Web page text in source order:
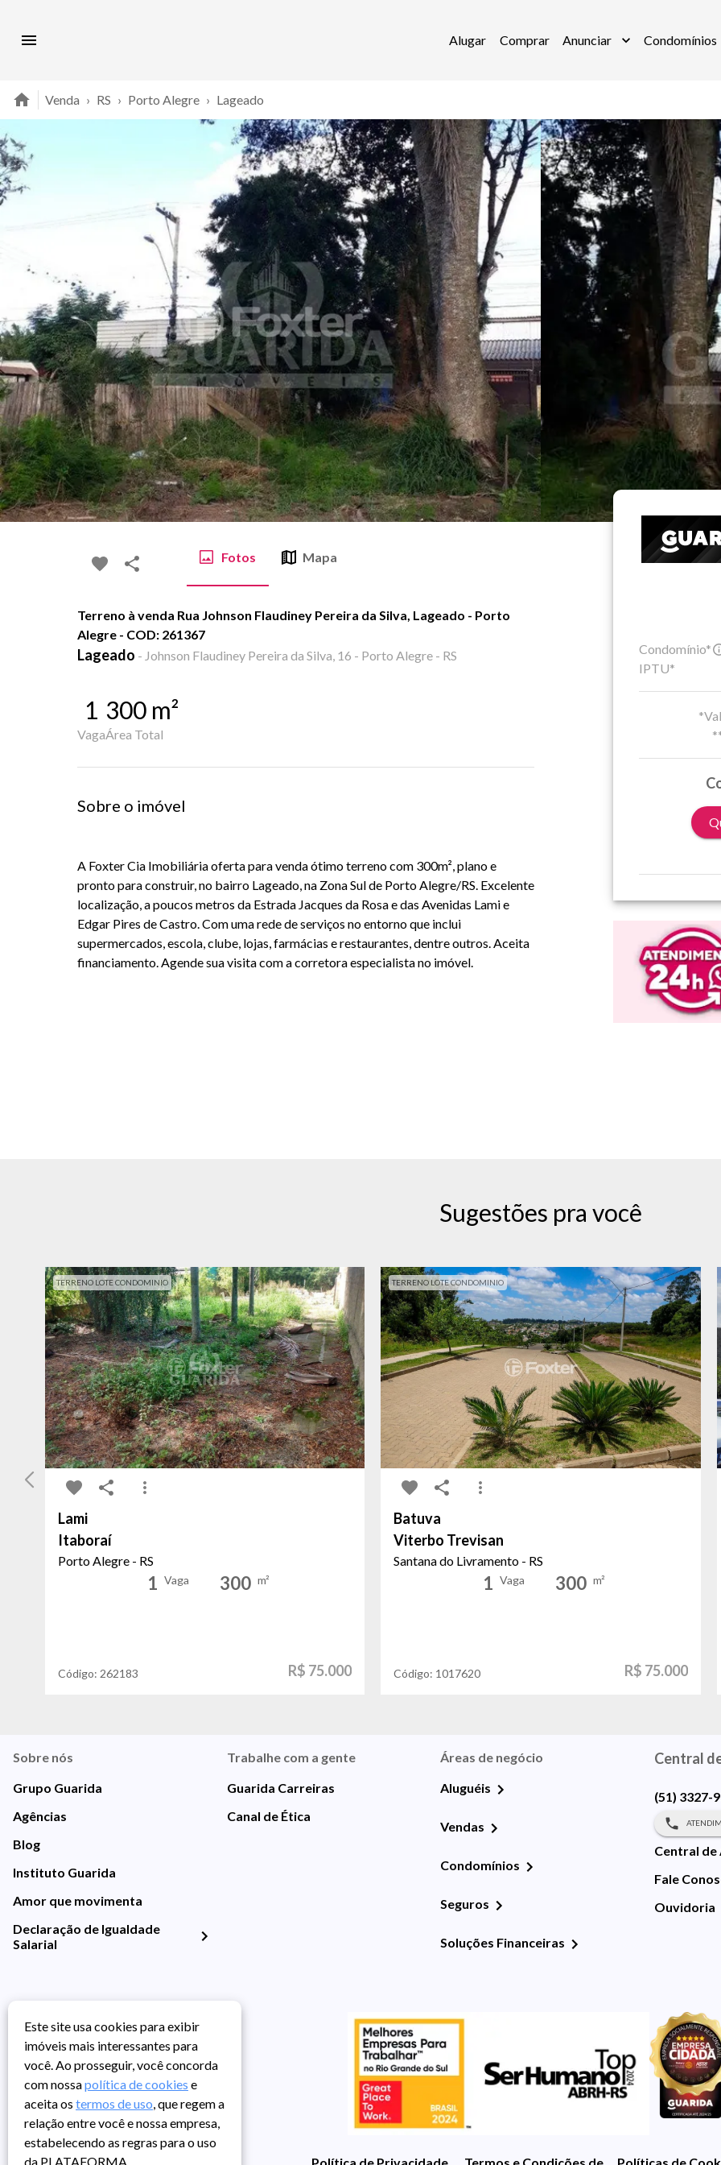
Alugar Comprar Anunciar Condomínios
Venda › RS › Porto Alegre › Lageado
Fotos Mapa
Terreno à venda Rua Johnson Flaudiney Pereira da Silva, Lageado - Porto
Alegre - COD: 261367
Lageado - Johnson Flaudiney Pereira da Silva, 16 - Porto Alegre - RS
1
Vaga
300 m²
Área Total
Sobre o imóvel
A Foxter Cia Imobiliária oferta para venda ótimo terreno com 300m², plano e
pronto para construir, no bairro Lageado, na Zona Sul de Porto Alegre/RS. Excelente
localização, a poucos metros da Estrada Jacques da Rosa e das Avenidas Lami e
Edgar Pires de Castro. Com uma rede de serviços no entorno que inclui
supermercados, escola, clube, lojas, farmácias e restaurantes, dentre outros. Aceita
financiamento. Agende sua visita com a corretora especialista no imóvel.
Condomínio*
IPTU*
Sugestões pra você
TERRENO LOTE CONDOMINIO
Lami
Itaboraí
Porto Alegre - RS
1 Vaga 300 m²
Código: 262183 R$ 75.000
TERRENO LOTE CONDOMINIO
Batuva
Viterbo Trevisan
Santana do Livramento - RS
1 Vaga 300 m²
Código: 1017620 R$ 75.000
Sobre nós
Grupo Guarida
Agências
Blog
Instituto Guarida
Amor que movimenta
Declaração de Igualdade
Salarial
Trabalhe com a gente
Guarida Carreiras
Canal de Ética
Áreas de negócio
Aluguéis
Vendas
Condomínios
Seguros
Soluções Financeiras
Central
(51) 3327-
Central de
Fale
Ouvidoria
Política de Privacidade Termos e Condições de UsoPolíticas de
Este site usa cookies para exibir
imóveis mais interessantes para
você. Ao prosseguir, você concorda
com nossapolítica de cookies e
aceita os termos de uso, que regem a
relação entre você e nossa empresa,
estabelecendo as regras para o uso
da PLATAFORMA.